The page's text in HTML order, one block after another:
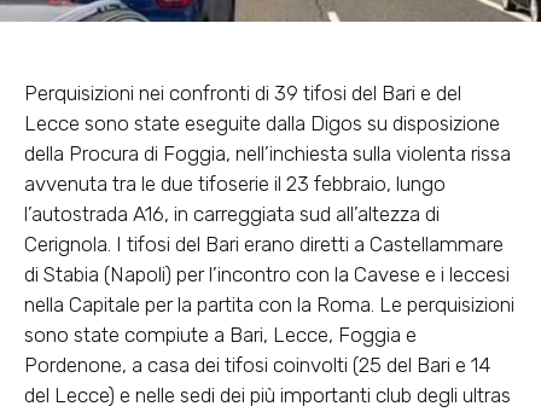
Perquisizioni nei confronti di 39 tifosi del Bari e del
Lecce sono state eseguite dalla Digos su disposizione
della Procura di Foggia, nell’inchiesta sulla violenta rissa
avvenuta tra le due tifoserie il 23 febbraio, lungo
l’autostrada A16, in carreggiata sud all’altezza di
Cerignola. I tifosi del Bari erano diretti a Castellammare
di Stabia (Napoli) per l’incontro con la Cavese e i leccesi
nella Capitale per la partita con la Roma. Le perquisizioni
sono state compiute a Bari, Lecce, Foggia e
Pordenone, a casa dei tifosi coinvolti (25 del Bari e 14
del Lecce) e nelle sedi dei più importanti club degli ultras